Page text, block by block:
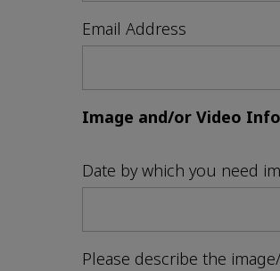
Email Address
Image and/or Video
Date by which you need
Please describe the